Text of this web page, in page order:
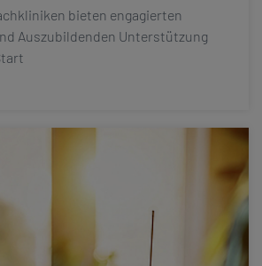
bieten engagierten
Auszubildenden Unterstützung